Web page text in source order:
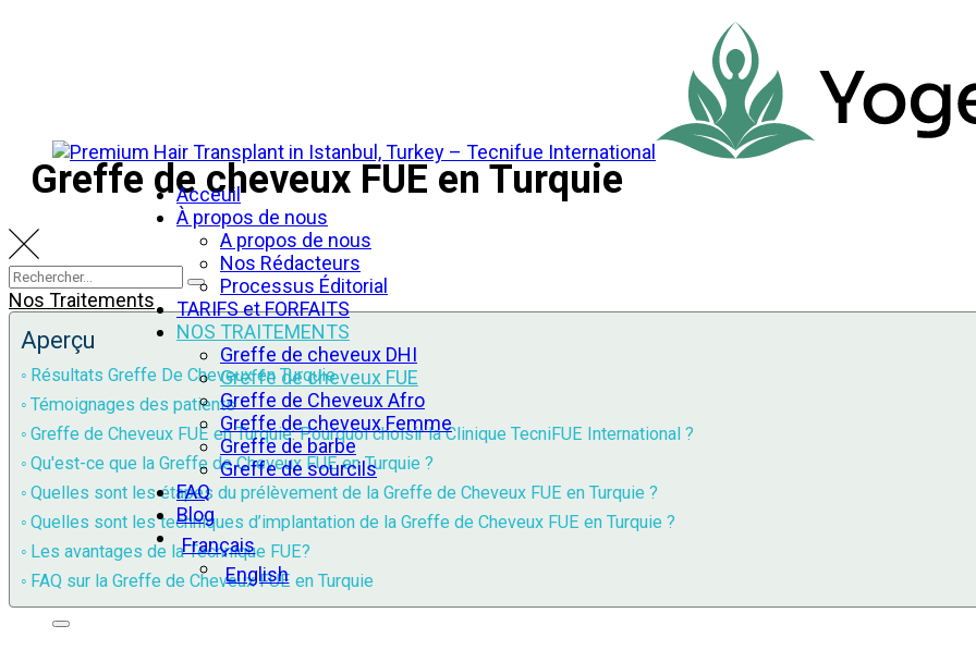
Acceuil
À propos de nous
A propos de nous
Nos Rédacteurs
Processus Éditorial
TARIFS et FORFAITS
NOS TRAITEMENTS
Greffe de cheveux DHI
Greffe de cheveux FUE
Greffe de Cheveux Afro
Greffe de cheveux Femme
Greffe de barbe
Greffe de sourcils
FAQ
Blog
Français
English
Greffe de cheveux FUE en Turquie
Nos Traitements
Aperçu
Résultats Greffe De Cheveux en Turquie
Témoignages des patients
Greffe de Cheveux FUE en Turquie: Pourquoi choisir la Clinique TecniFUE International ?
Qu'est-ce que la Greffe de Cheveux FUE en Turquie ?
Quelles sont les étapes du prélèvement de la Greffe de Cheveux FUE en Turquie ?
Quelles sont les techniques d’implantation de la Greffe de Cheveux FUE en Turquie ?
Les avantages de la Technique FUE?​
FAQ sur la Greffe de Cheveux FUE en Turquie